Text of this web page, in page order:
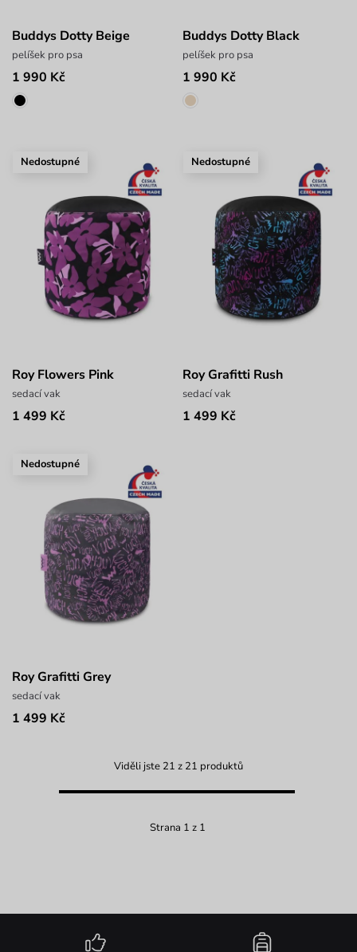
Buddys Dotty Beige
pelíšek pro psa
1 990 Kč
Buddys Dotty Black
pelíšek pro psa
1 990 Kč
Nedostupné
Roy Flowers Pink
sedací vak
1 499 Kč
Nedostupné
Roy Grafitti Rush
sedací vak
1 499 Kč
Nedostupné
Roy Grafitti Grey
sedací vak
1 499 Kč
Viděli jste 21 z 21 produktů
Strana 1 z 1